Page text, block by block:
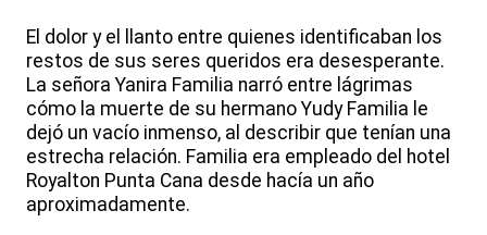
El dolor y el llanto entre quienes identificaban los
restos de sus seres queridos era desesperante.
La señora Yanira Familia narró entre lágrimas
cómo la muerte de su hermano Yudy Familia le
dejó un vacío inmenso, al describir que tenían una
estrecha relación. Familia era empleado del hotel
Royalton Punta Cana desde hacía un año
aproximadamente.